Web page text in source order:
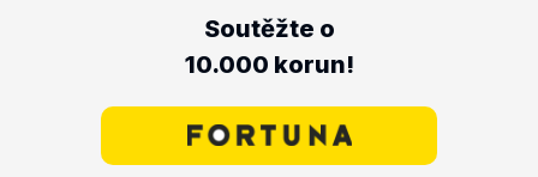
Soutěžte o
10.000 korun!